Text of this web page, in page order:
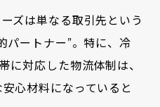
ズは単なる取引先という
パートナー”。特に、冷
に対応した物流体制は、
心材料になっていると